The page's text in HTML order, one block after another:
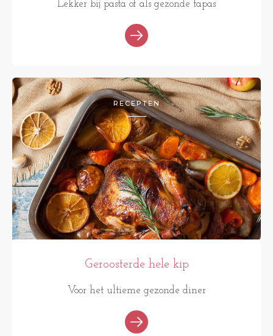
Lekker bij pasta of als gezonde tapas
RECEPTEN
Geroosterde hele kip
Voor het ultieme gezonde diner